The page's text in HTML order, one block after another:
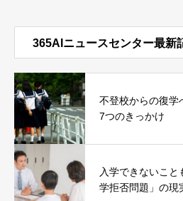
365AIニュースセンター最新
不登校からの復学
7つのきっかけ
入学できないこと
学拒否問題」の現